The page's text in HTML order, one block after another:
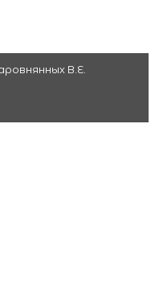
В.Е.